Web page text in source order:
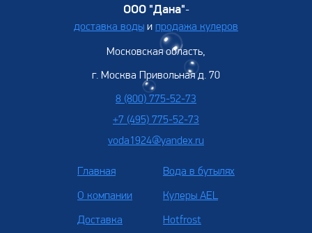
ООО "Дана"-
доставка воды и продажа кулеров
Московская область,
г. Москва Привольная д. 70
8 (800) 775-52-73
+7 (495) 775-52-73
voda1924@yandex.ru
Главная
О компании
Доставка
Вода в бутылях
Кулеры AEL
Hotfrost